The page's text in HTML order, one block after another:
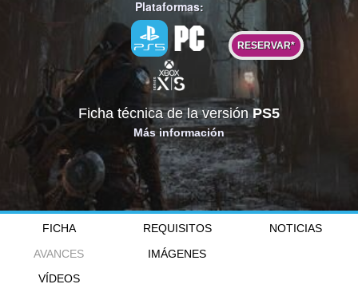
Plataformas:
RESERVAR*
Ficha técnica de la versiónPS5
Más información
FICHA REQUISITOS
NOTICIAS
AVANCES
IMÁGENES
VÍDEOS